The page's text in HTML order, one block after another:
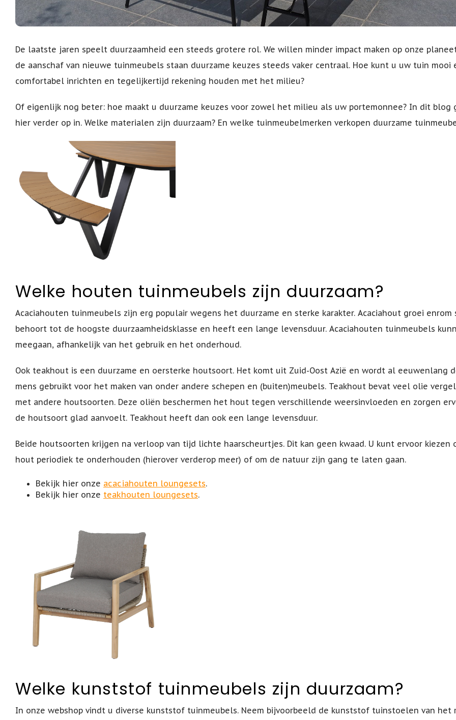
De laatste jaren speelt duurzaamheid een steeds grotere rol. We willen minder impact maken op onze
de aanschaf van nieuwe tuinmeubels staan duurzame keuzes steeds vaker centraal. Hoe kunt u uw tuin mooi
comfortabel inrichten en tegelijkertijd rekening houden met het milieu?
Of eigenlijk nog beter: hoe maakt u duurzame keuzes voor zowel het milieu als uw portemonnee? In dit blog
hier verder op in. Welke materialen zijn duurzaam? En welke tuinmeubelmerken verkopen duurzame
Welke houten tuinmeubels zijn duurzaam?
Acaciahouten tuinmeubels zijn erg populair wegens het duurzame en sterke karakter. Acaciahout groei enrom
behoort tot de hoogste duurzaamheidsklasse en heeft een lange levensduur. Acaciahouten tuinmeubels
meegaan, afhankelijk van het gebruik en het onderhoud.
Ook teakhout is een duurzame en oersterke houtsoort. Het komt uit Zuid-Oost Azië en wordt al eeuwenlang
mens gebruikt voor het maken van onder andere schepen en (buiten)meubels. Teakhout bevat veel olie
met andere houtsoorten. Deze oliën beschermen het hout tegen verschillende weersinvloeden en zorgen
de houtsoort glad aanvoelt. Teakhout heeft dan ook een lange levensduur.
Beide houtsoorten krijgen na verloop van tijd lichte haarscheurtjes. Dit kan geen kwaad. U kunt ervoor kiezen
hout periodiek te onderhouden (hierover verderop meer) of om de natuur zijn gang te laten gaan.
Bekijk hier onze acaciahouten loungesets.
Bekijk hier onze teakhouten loungesets.
Welke kunststof tuinmeubels zijn duurzaam?
In onze webshop vindt u diverse kunststof tuinmeubels. Neem bijvoorbeeld de kunststof tuinstoelen van het